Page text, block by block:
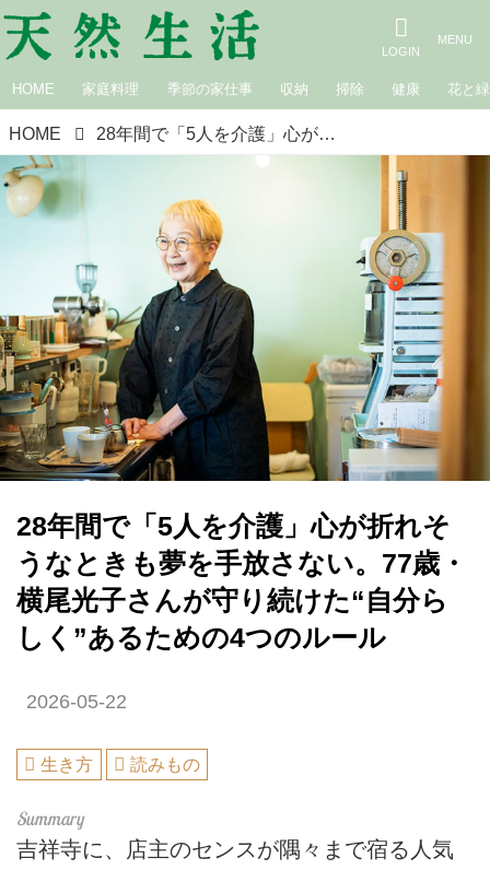
HOME 家庭料理 季節の家仕事 収納 掃除 健康 花と緑
HOME 28年間で「5人を介護」心が折れそうなときも夢を手放さない。77歳・横尾光子さんが守り続けた“自分らしく”あるための4つのルール
28年間で「5人を介護」心が折れそ
うなときも夢を手放さない。77歳・
横尾光子さんが守り続けた“自分ら
しく”あるための4つのルール
2026-05-22
生き方 読みもの
吉祥寺に、店主のセンスが隅々まで宿る人気